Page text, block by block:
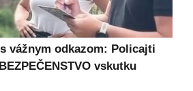
vážnym odkazom: Policajti
vskutku